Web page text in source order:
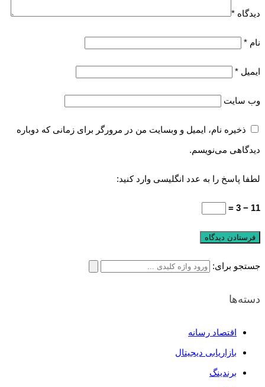
دیدگاه *
نام *
ایمیل *
وب‌ سایت
ذخیره نام، ایمیل و وبسایت من در مرورگر برای زمانی که دوباره
دیدگاهی می‌نویسم.
لطفا پاسخ را به عدد انگلیسی وارد کنید:
11 − 3 =
جستجو برای:
دسته‌ها
اقتصاد رسانه
بازاریابی دیجیتال
برندینگ